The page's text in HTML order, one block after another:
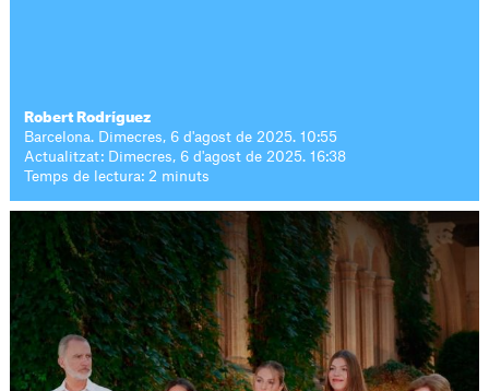
Robert Rodríguez
Barcelona. Dimecres, 6 d'agost de 2025. 10:55
Actualitzat: Dimecres, 6 d'agost de 2025. 16:38
Temps de lectura: 2 minuts